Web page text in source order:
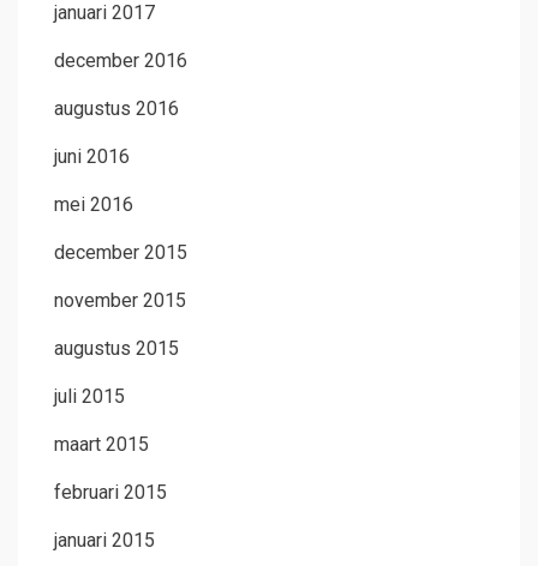
januari 2017
december 2016
augustus 2016
juni 2016
mei 2016
december 2015
november 2015
augustus 2015
juli 2015
maart 2015
februari 2015
januari 2015